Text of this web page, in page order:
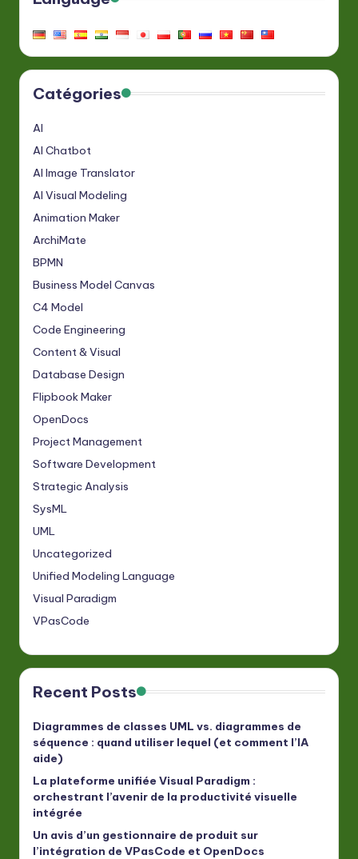
Catégories
AI
AI Chatbot
AI Image Translator
AI Visual Modeling
Animation Maker
ArchiMate
BPMN
Business Model Canvas
C4 Model
Code Engineering
Content & Visual
Database Design
Flipbook Maker
OpenDocs
Project Management
Software Development
Strategic Analysis
SysML
UML
Uncategorized
Unified Modeling Language
Visual Paradigm
VPasCode
Recent Posts
Diagrammes de classes UML vs. diagrammes de
séquence : quand utiliser lequel (et comment l’IA
aide)
La plateforme unifiée Visual Paradigm :
orchestrant l’avenir de la productivité visuelle
intégrée
Un avis d’un gestionnaire de produit sur
l’intégration de VPasCode et OpenDocs